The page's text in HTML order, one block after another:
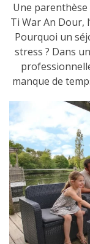
Une parenthèse
Ti War An Dour,
Pourquoi un
stress ? Dans
manque de